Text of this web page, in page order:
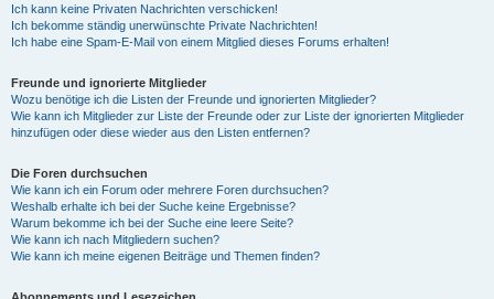
Ich kann keine Privaten Nachrichten verschicken!
Ich bekomme ständig unerwünschte Private Nachrichten!
Ich habe eine Spam-E-Mail von einem Mitglied dieses Forums erhalten!
Freunde und ignorierte Mitglieder
Wozu benötige ich die Listen der Freunde und ignorierten Mitglieder?
Wie kann ich Mitglieder zur Liste der Freunde oder zur Liste der ignorierten Mitglieder
hinzufügen oder diese wieder aus den Listen entfernen?
Die Foren durchsuchen
Wie kann ich ein Forum oder mehrere Foren durchsuchen?
Weshalb erhalte ich bei der Suche keine Ergebnisse?
Warum bekomme ich bei der Suche eine leere Seite?
Wie kann ich nach Mitgliedern suchen?
Wie kann ich meine eigenen Beiträge und Themen finden?